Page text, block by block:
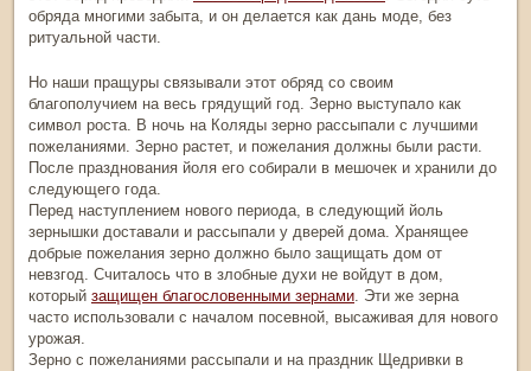
обряда многими забыта, и он делается как дань моде, без
ритуальной части.
Но наши пращуры связывали этот обряд со своим
благополучием на весь грядущий год. Зерно выступало как
символ роста. В ночь на Коляды зерно рассыпали с лучшими
пожеланиями. Зерно растет, и пожелания должны были расти.
После празднования йоля его собирали в мешочек и хранили до
следующего года.
Перед наступлением нового периода, в следующий йоль
зернышки доставали и рассыпали у дверей дома. Хранящее
добрые пожелания зерно должно было защищать дом от
невзгод. Считалось что в злобные духи не войдут в дом,
который защищен благословенными зернами. Эти же зерна
часто использовали с началом посевной, высаживая для нового
урожая.
Зерно с пожеланиями рассыпали и на праздник Щедривки в